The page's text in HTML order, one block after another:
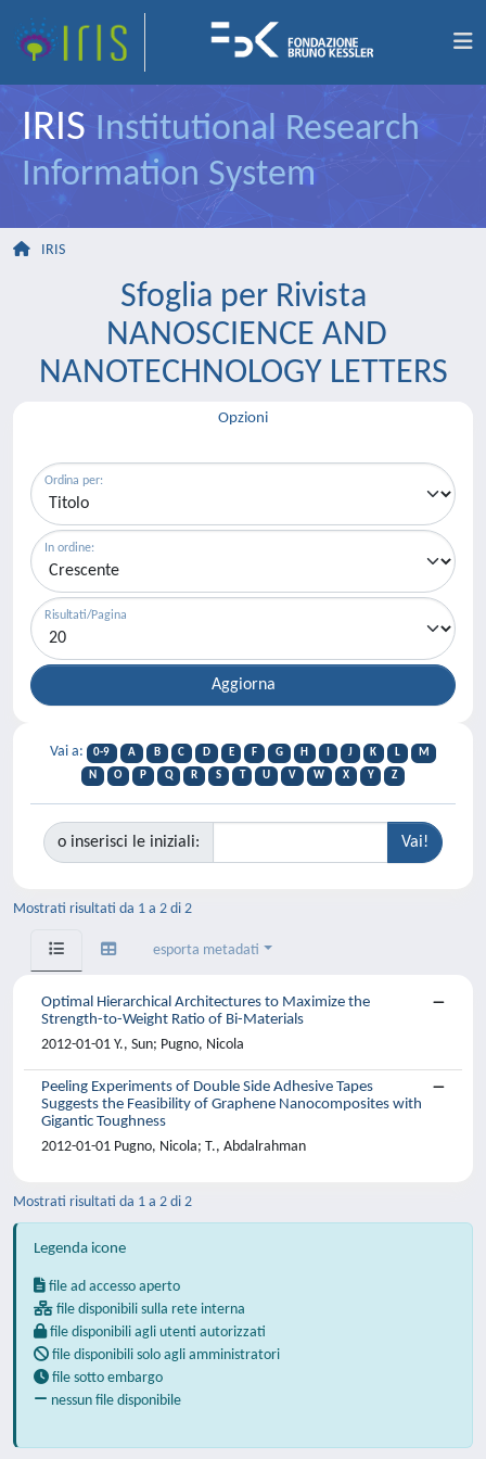
IRIS Institutional Research
Information System
IRIS
Sfoglia per Rivista
NANOSCIENCE AND
NANOTECHNOLOGY LETTERS
Opzioni
Ordina per:
In ordine:
Risultati/Pagina
Vai a: 0-9 A B C D E F G H J K L
M
N
O P Q R S T U V W X Y Z
o inserisci le iniziali:
Mostrati risultati da 1 a 2 di 2
esporta metadati
Optimal Hierarchical Architectures to Maximize the
Strength-to-Weight Ratio of Bi-Materials
2012-01-01 Y., Sun; Pugno, Nicola
Peeling Experiments of Double Side Adhesive Tapes
Suggests the Feasibility of Graphene Nanocomposites with
Gigantic Toughness
2012-01-01 Pugno, Nicola; T., Abdalrahman
Mostrati risultati da 1 a 2 di 2
Legenda icone
file ad accesso aperto
file disponibili sulla rete interna
file disponibili agli utenti autorizzati
file disponibili solo agli amministratori
file sotto embargo
nessun file disponibile